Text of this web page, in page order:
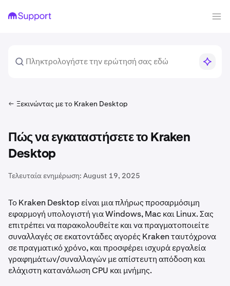
Ξεκινώντας με το Kraken Desktop
Πώς να εγκαταστήσετε το Kraken
Desktop
Τελευταία ενημέρωση: August 19, 2025
Το Kraken Desktop είναι μια πλήρως προσαρμόσιμη
εφαρμογή υπολογιστή για Windows, Mac και Linux. Σας
επιτρέπει να παρακολουθείτε και να πραγματοποιείτε
συναλλαγές σε εκατοντάδες αγορές Kraken ταυτόχρονα
σε πραγματικό χρόνο, και προσφέρει ισχυρά εργαλεία
γραφημάτων/συναλλαγών με απίστευτη απόδοση και
ελάχιστη κατανάλωση CPU και μνήμης.